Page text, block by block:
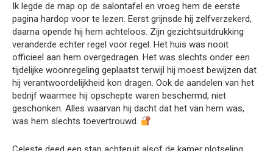
Ik legde de map op de salontafel en vroeg hem de eerste
pagina hardop voor te lezen. Eerst grijnsde hij zelfverzekerd,
daarna opende hij hem achteloos. Zijn gezichtsuitdrukking
veranderde echter regel voor regel. Het huis was nooit
officieel aan hem overgedragen. Het was slechts onder een
tijdelijke woonregeling geplaatst terwijl hij moest bewijzen dat
hij verantwoordelijkheid kon dragen. Ook de aandelen van het
bedrijf waarmee hij opschepte waren beschermd, niet
geschonken. Alles waarvan hij dacht dat het van hem was,
was hem slechts toevertrouwd.